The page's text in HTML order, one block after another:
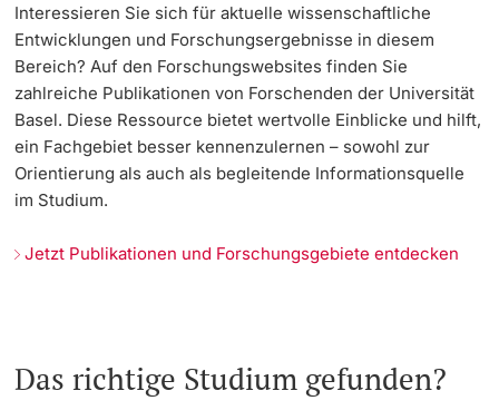
Interessieren Sie sich für aktuelle wissenschaftliche
Entwicklungen und Forschungsergebnisse in diesem
Bereich? Auf den Forschungswebsites finden Sie
zahlreiche Publikationen von Forschenden der Universität
Basel. Diese Ressource bietet wertvolle Einblicke und hilft,
ein Fachgebiet besser kennenzulernen – sowohl zur
Orientierung als auch als begleitende Informationsquelle
im Studium.
Jetzt Publikationen und Forschungsgebiete entdecken
Das richtige Studium gefunden?